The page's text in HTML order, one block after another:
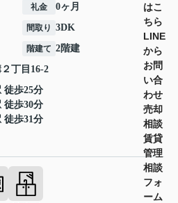
はこ
ちら
LINE
から
お問
い合
わせ
売却
相談
賃貸
管理
相談
フォ
ーム
礼金 0ヶ月
間取り 3DK
階建て 2階建
２丁目16-2
徒歩25分
徒歩30分
徒歩31分